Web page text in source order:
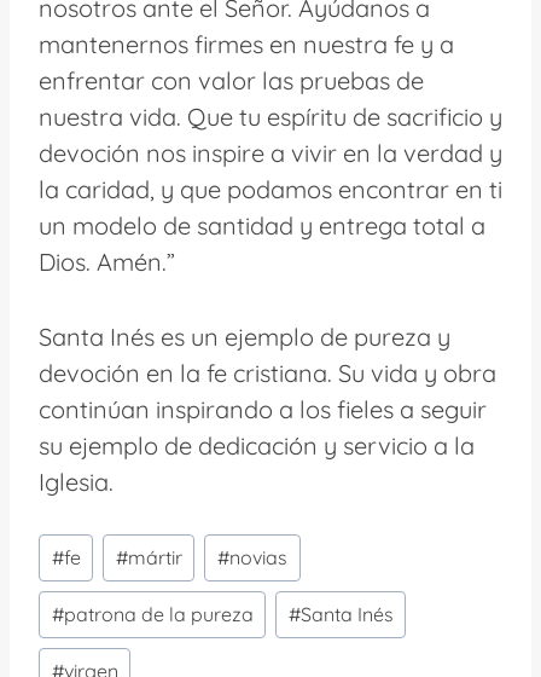
nosotros ante el Señor. Ayúdanos a
mantenernos firmes en nuestra fe y a
enfrentar con valor las pruebas de
nuestra vida. Que tu espíritu de sacrificio y
devoción nos inspire a vivir en la verdad y
la caridad, y que podamos encontrar en ti
un modelo de santidad y entrega total a
Dios. Amén.”
Santa Inés es un ejemplo de pureza y
devoción en la fe cristiana. Su vida y obra
continúan inspirando a los fieles a seguir
su ejemplo de dedicación y servicio a la
Iglesia.
Etiquetas
de
la
entrada:
#fe #mártir #novias
#patrona de la pureza #Santa Inés
#virgen